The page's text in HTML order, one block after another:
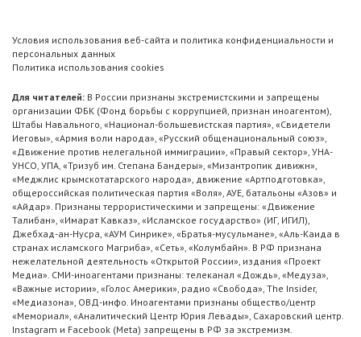
Условия использования веб-сайта и политика конфиденциальности и
персональных данных
Политика использования cookies
Для читателей: В России признаны экстремистскими и запрещены
организации ФБК (Фонд борьбы с коррупцией, признан иноагентом),
Штабы Навального, «Национал-большевистская партия», «Свидетели
Иеговы», «Армия воли народа», «Русский общенациональный союз»,
«Движение против нелегальной иммиграции», «Правый сектор», УНА-
УНСО, УПА, «Тризуб им. Степана Бандеры», «Мизантропик дивижн»,
«Меджлис крымскотатарского народа», движение «Артподготовка»,
общероссийская политическая партия «Воля», АУЕ, батальоны «Азов» и
«Айдар». Признаны террористическими и запрещены: «Движение
Талибан», «Имарат Кавказ», «Исламское государство» (ИГ, ИГИЛ),
Джебхад-ан-Нусра, «АУМ Синрике», «Братья-мусульмане», «Аль-Каида в
странах исламского Магриба», «Сеть», «Колумбайн». В РФ признана
нежелательной деятельность «Открытой России», издания «Проект
Медиа». СМИ-иноагентами признаны: телеканал «Дождь», «Медуза»,
«Важные истории», «Голос Америки», радио «Свобода», The Insider,
«Медиазона», ОВД-инфо. Иноагентами признаны общество/центр
«Мемориал», «Аналитический Центр Юрия Левады», Сахаровский центр.
Instagram и Facebook (Metа) запрещены в РФ за экстремизм.